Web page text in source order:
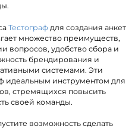
Тестограф для создания анкет
множество преимуществ,
вопросов, удобство сбора и
брендирования и
системами. Эти
идеальным инструментом для
стремящихся повысить
своей команды.
возможность сделать